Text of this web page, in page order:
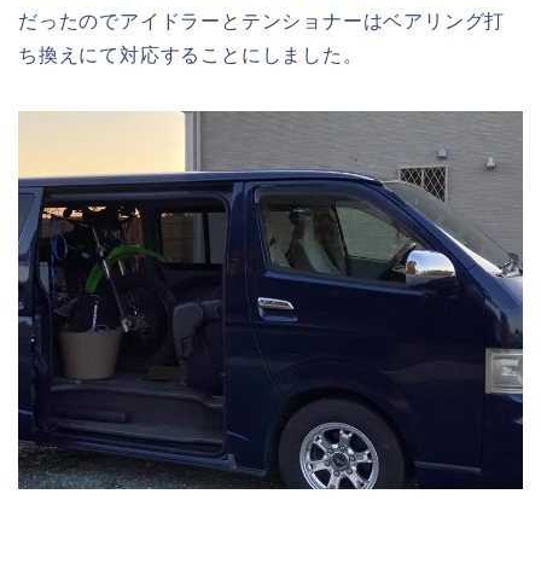
だったのでアイドラーとテンショナーはベアリング打
ち換えにて対応することにしました。